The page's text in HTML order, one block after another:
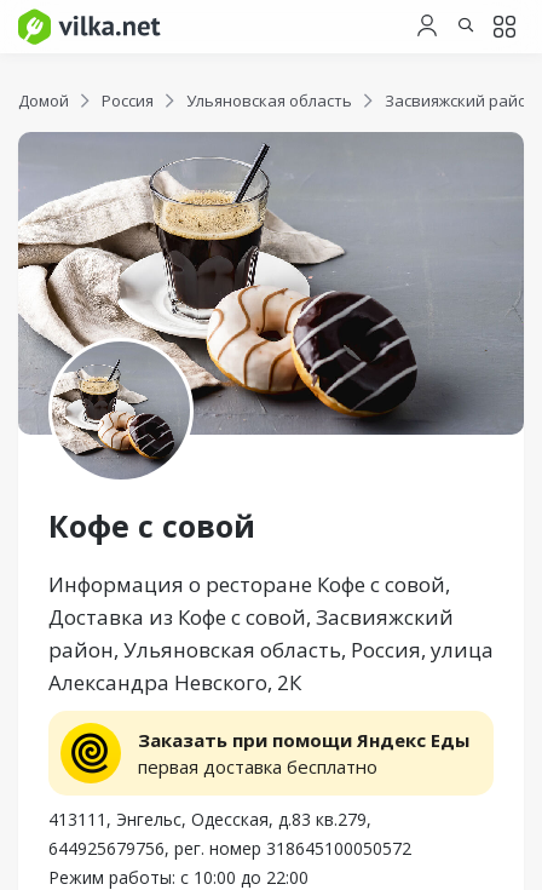
Домой Россия Ульяновская область Засвияжский район
Кофе с совой
Информация о ресторане Кофе с совой,
Доставка из Кофе с совой, Засвияжский
район, Ульяновская область, Россия, улица
Александра Невского, 2К
Заказать при помощи Яндекс Еды
первая доставка бесплатно
413111, Энгельс, Одесская, д.83 кв.279,
644925679756, рег. номер 318645100050572
Режим работы: с 10:00 до 22:00